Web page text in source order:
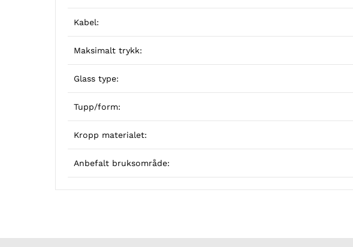
Kabel:
Maksimalt trykk:
Glass type:
Tupp/form:
Kropp materialet:
Anbefalt bruksområde: